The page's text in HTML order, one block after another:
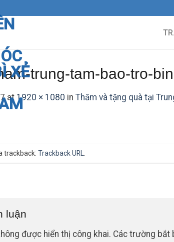
trung-tam-bao-tro-
at 1920 × 1080 in Thăm và tặng quà tại
trackback: Trackback URL
luận
được hiển thị công khai. Các trường bắt